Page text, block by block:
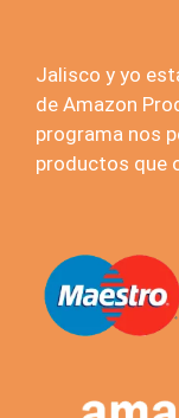
Jalisco y yo
de Amazon
programa nos
productos que